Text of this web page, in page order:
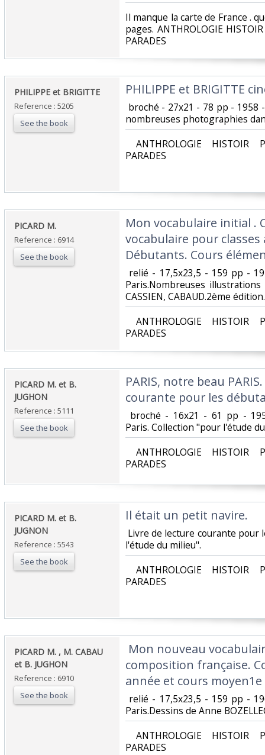
‎Il manque la carte de France .
pages. ANTHROLOGIE
PARADES‎
‎PHILIPPE et BRIGITTE‎
Reference : 5205
See the book
‎PHILIPPE et BRIGITTE
broché - 27x21 - 78 pp - 1958
nombreuses photographies
ANTHROLOGIE HISTOIR
PARADES‎
‎PICARD M. ‎
Reference : 6914
See the book
‎Mon vocabulaire initial .
vocabulaire pour
Débutants. Cours
relié - 17,5x23,5 - 159 pp -
Paris.Nombreuses
CASSIEN, CABAUD.2ème édition.‎
ANTHROLOGIE HISTOIR
PARADES‎
‎PICARD M. et B.
JUGHON‎
Reference : 5111
See the book
‎PARIS, notre beau
courante pour les
broché - 16x21 - 61 pp -
Paris. Collection "pour l'étude
ANTHROLOGIE HISTOIR
PARADES‎
‎PICARD M. et B.
JUGNON‎
Reference : 5543
See the book
‎Il était un petit navire. ‎
Livre de lecture courante
l'étude du milieu".‎
ANTHROLOGIE HISTOIR
PARADES‎
‎PICARD M. , M. CABAU
et B. JUGHON‎
Reference : 6910
See the book
Mon nouveau
composition française.
année et cours
relié - 17,5x23,5 - 159 pp -
Paris.Dessins de Anne
ANTHROLOGIE HISTOIR
PARADES‎